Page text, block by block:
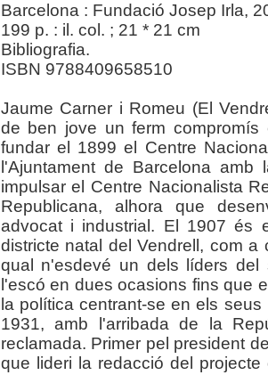
Barcelona : Fundació Josep Irla,
199 p. : il. col. ; 21 * 21 cm
Bibliografia.
ISBN 9788409658510
Jaume Carner i Romeu (El
de ben jove un ferm
fundar el 1899 el Centre
l'Ajuntament de Barcelona amb
impulsar el Centre Nacionalista
Republicana, alhora que
advocat i industrial. El 1907 és
districte natal del Vendrell, com
qual n'esdevé un dels líders del
l'escó en dues ocasions fins que
la política centrant-se en els
1931, amb l'arribada de la
reclamada. Primer pel president
que lideri la redacció del